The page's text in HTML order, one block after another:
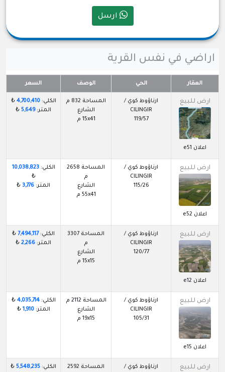
ارسل
اراضي في نفس القرية
العقار الحي الوصف السعر
ارض للبيع
اعلان e51
ارناؤوط كوي /
CILINGIR
119/57
المساحة 832 م
الشارع
15x41 م
الكلي:4,700,410
₺
المتر:5,649
₺
ارض للبيع
اعلان e52
ارناؤوط كوي /
CILINGIR
115/26
المساحة 2658
م
الشارع
55x41 م
الكلي:10,038,823
₺
المتر: 3,776
₺
ارض للبيع
اعلان e12
ارناؤوط كوي /
CILINGIR
120/77
المساحة 3307
م
الشارع
15x15 م
الكلي:7,494,117
₺
المتر: 2,266
₺
ارض للبيع
اعلان e15
ارناؤوط كوي /
CILINGIR
105/31
المساحة 2112 م
الشارع
19x15 م
الكلي:4,035,714
₺
المتر:1,910
₺
ارض للبيع
ارناؤوط كوي /
المساحة 2592
الكلي: 5,548,235
₺